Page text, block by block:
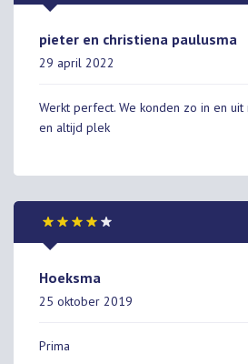
pieter en christiena paulusma
29 april 2022
Werkt perfect. We konden zo in en
en altijd plek
Hoeksma
25 oktober 2019
Prima